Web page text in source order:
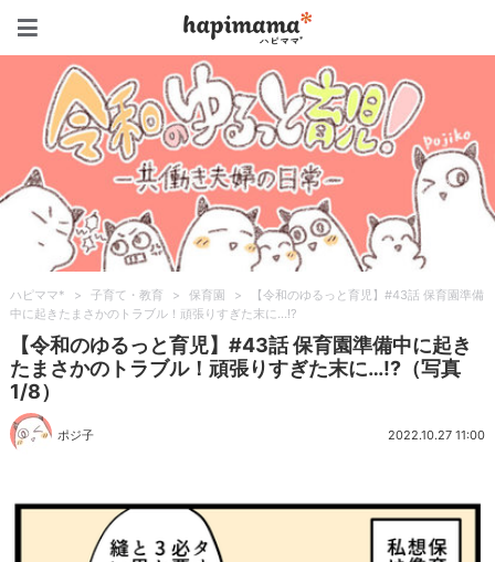
ハピママ* > 子育て・教育 > 保育園 >
【令和のゆるっと育児】#43話 保育園準備
中に起きたまさかのトラブル！頑張りすぎた末に…!?
【令和のゆるっと育児】#43話 保育園準備中に起き
たまさかのトラブル！頑張りすぎた末に…!?（写真
1/8）
ポジ子 2022.10.27 11:00